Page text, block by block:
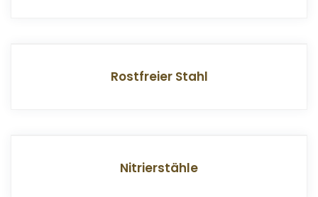
Rostfreier Stahl
Nitrierstähle